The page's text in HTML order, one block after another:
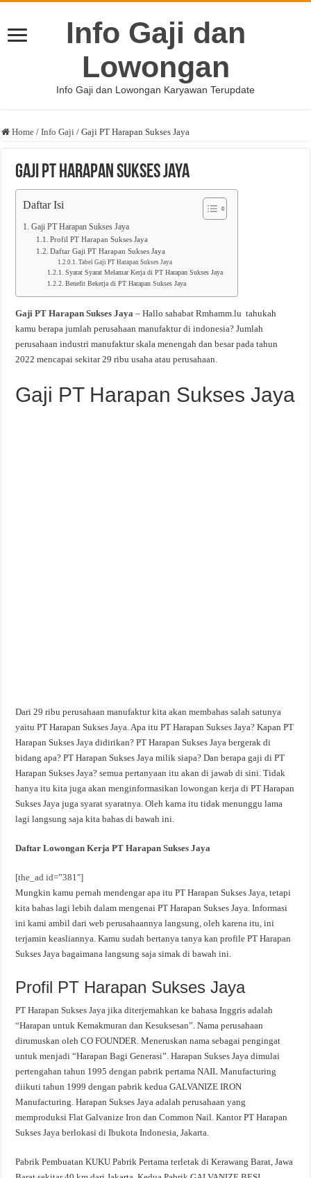
Info Gaji dan
Lowongan
Info Gaji dan Lowongan Karyawan Terupdate
Home / Info Gaji / Gaji PT Harapan Sukses Jaya
Gaji PT Harapan Sukses Jaya
Daftar Isi
Gaji PT Harapan Sukses Jaya
Profil PT Harapan Sukses Jaya
Daftar Gaji PT Harapan Sukses Jaya
Tabel Gaji PT Harapan Sukses Jaya
Syarat Syarat Melamar Kerja di PT Harapan Sukses Jaya
Benefit Bekerja di PT Harapan Sukses Jaya
Gaji PT Harapan Sukses Jaya – Hallo sahabat Rmhamm.lu tahukah
kamu berapa jumlah perusahaan manufaktur di indonesia? Jumlah
perusahaan industri manufaktur skala menengah dan besar pada tahun
2022 mencapai sekitar 29 ribu usaha atau perusahaan.
Gaji PT Harapan Sukses Jaya
Dari 29 ribu perusahaan manufaktur kita akan membahas salah satunya
yaitu PT Harapan Sukses Jaya. Apa itu PT Harapan Sukses Jaya? Kapan PT
Harapan Sukses Jaya didirikan? PT Harapan Sukses Jaya bergerak di
bidang apa? PT Harapan Sukses Jaya milik siapa? Dan berapa gaji di PT
Harapan Sukses Jaya? semua pertanyaan itu akan di jawab di sini. Tidak
hanya itu kita juga akan menginformasikan lowongan kerja di PT Harapan
Sukses Jaya juga syarat syaratnya. Oleh karna itu tidak menunggu lama
lagi langsung saja kita bahas di bawah ini.
Daftar Lowongan Kerja PT Harapan Sukses Jaya
[the_ad id=”381″]
Mungkin kamu pernah mendengar apa itu PT Harapan Sukses Jaya, tetapi
kita bahas lagi lebih dalam mengenai PT Harapan Sukses Jaya. Informasi
ini kami ambil dari web perusahaannya langsung, oleh karena itu, ini
terjamin keasliannya. Kamu sudah bertanya tanya kan profile PT Harapan
Sukses Jaya bagaimana langsung saja simak di bawah ini.
Profil PT Harapan Sukses Jaya
PT Harapan Sukses Jaya jika diterjemahkan ke bahasa Inggris adalah
“Harapan untuk Kemakmuran dan Kesuksesan”. Nama perusahaan
dirumuskan oleh CO FOUNDER. Meneruskan nama sebagai pengingat
untuk menjadi “Harapan Bagi Generasi”. Harapan Sukses Jaya dimulai
pertengahan tahun 1995 dengan pabrik pertama NAIL Manufacturing
diikuti tahun 1999 dengan pabrik kedua GALVANIZE IRON
Manufacturing. Harapan Sukses Jaya adalah perusahaan yang
memproduksi Flat Galvanize Iron dan Common Nail. Kantor PT Harapan
Sukses Jaya berlokasi di Ibukota Indonesia, Jakarta.
Pabrik Pembuatan KUKU Pabrik Pertama terletak di Kerawang Barat, Jawa